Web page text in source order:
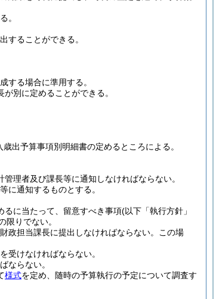
。
することができる。
する場合に準用する。
が別に定めることができる。
出予算事項別明細書の定めるところによる。
理者及び課長等に通知しなければならない。
に通知するものとする。
るに当たって、留意すべき事項(以下「執行方針」
限りでない。
政担当課長に提出しなければならない。
この場
受けなければならない。
ならない。
様式を定め、随時の予算執行の予定について調査す